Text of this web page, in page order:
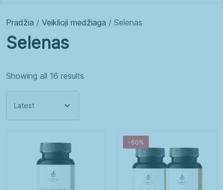
Akims
Moterims
Nagams Nervų sistemai
Odai Organizmo valymui
Pradžia / Veiklioji medžiaga / Selenas
Selenas
Showing all 16 results
-50%